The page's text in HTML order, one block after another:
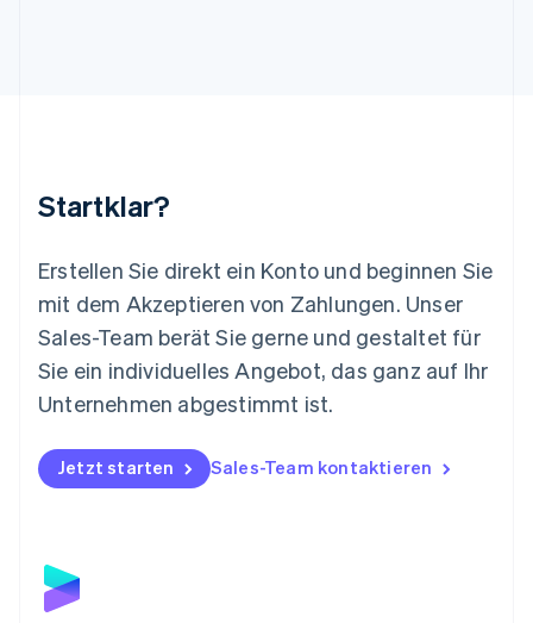
Startklar?
Erstellen Sie direkt ein Konto und beginnen Sie
mit dem Akzeptieren von Zahlungen. Unser
Sales-Team berät Sie gerne und gestaltet für
Sie ein individuelles Angebot, das ganz auf Ihr
Unternehmen abgestimmt ist.
Jetzt starten Sales-Team kontaktieren
Mexiko
English
Niederlande
Nederlands English
Norwegen
English
Österreich
Polen
English
Portugal
Schweden